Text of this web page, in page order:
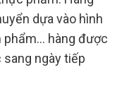
dựa vào hình
phẩm… hàng được
ngày tiếp